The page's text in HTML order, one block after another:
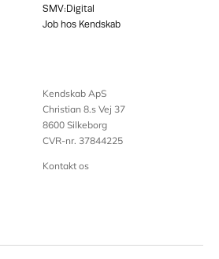
SMV:Digital
Job hos Kendskab
Kendskab ApS
Christian 8.s Vej 37
8600 Silkeborg
CVR-nr. 37844225
Kontakt os